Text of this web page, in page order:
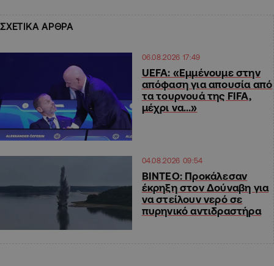
ΣΧΕΤΙΚΑ ΑΡΘΡΑ
06.08.2026 17:49
UEFA: «Εμμένουμε στην
απόφαση για απουσία από
τα τουρνουά της FIFA,
μέχρι να…»
04.08.2026 09:54
ΒΙΝΤΕΟ: Προκάλεσαν
έκρηξη στον Δούναβη για
να στείλουν νερό σε
πυρηνικό αντιδραστήρα